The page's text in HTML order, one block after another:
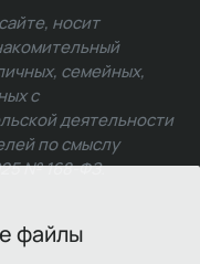
файлы
носит
семейных,
с
деятельности
по смыслу
№ 168-ФЗ.